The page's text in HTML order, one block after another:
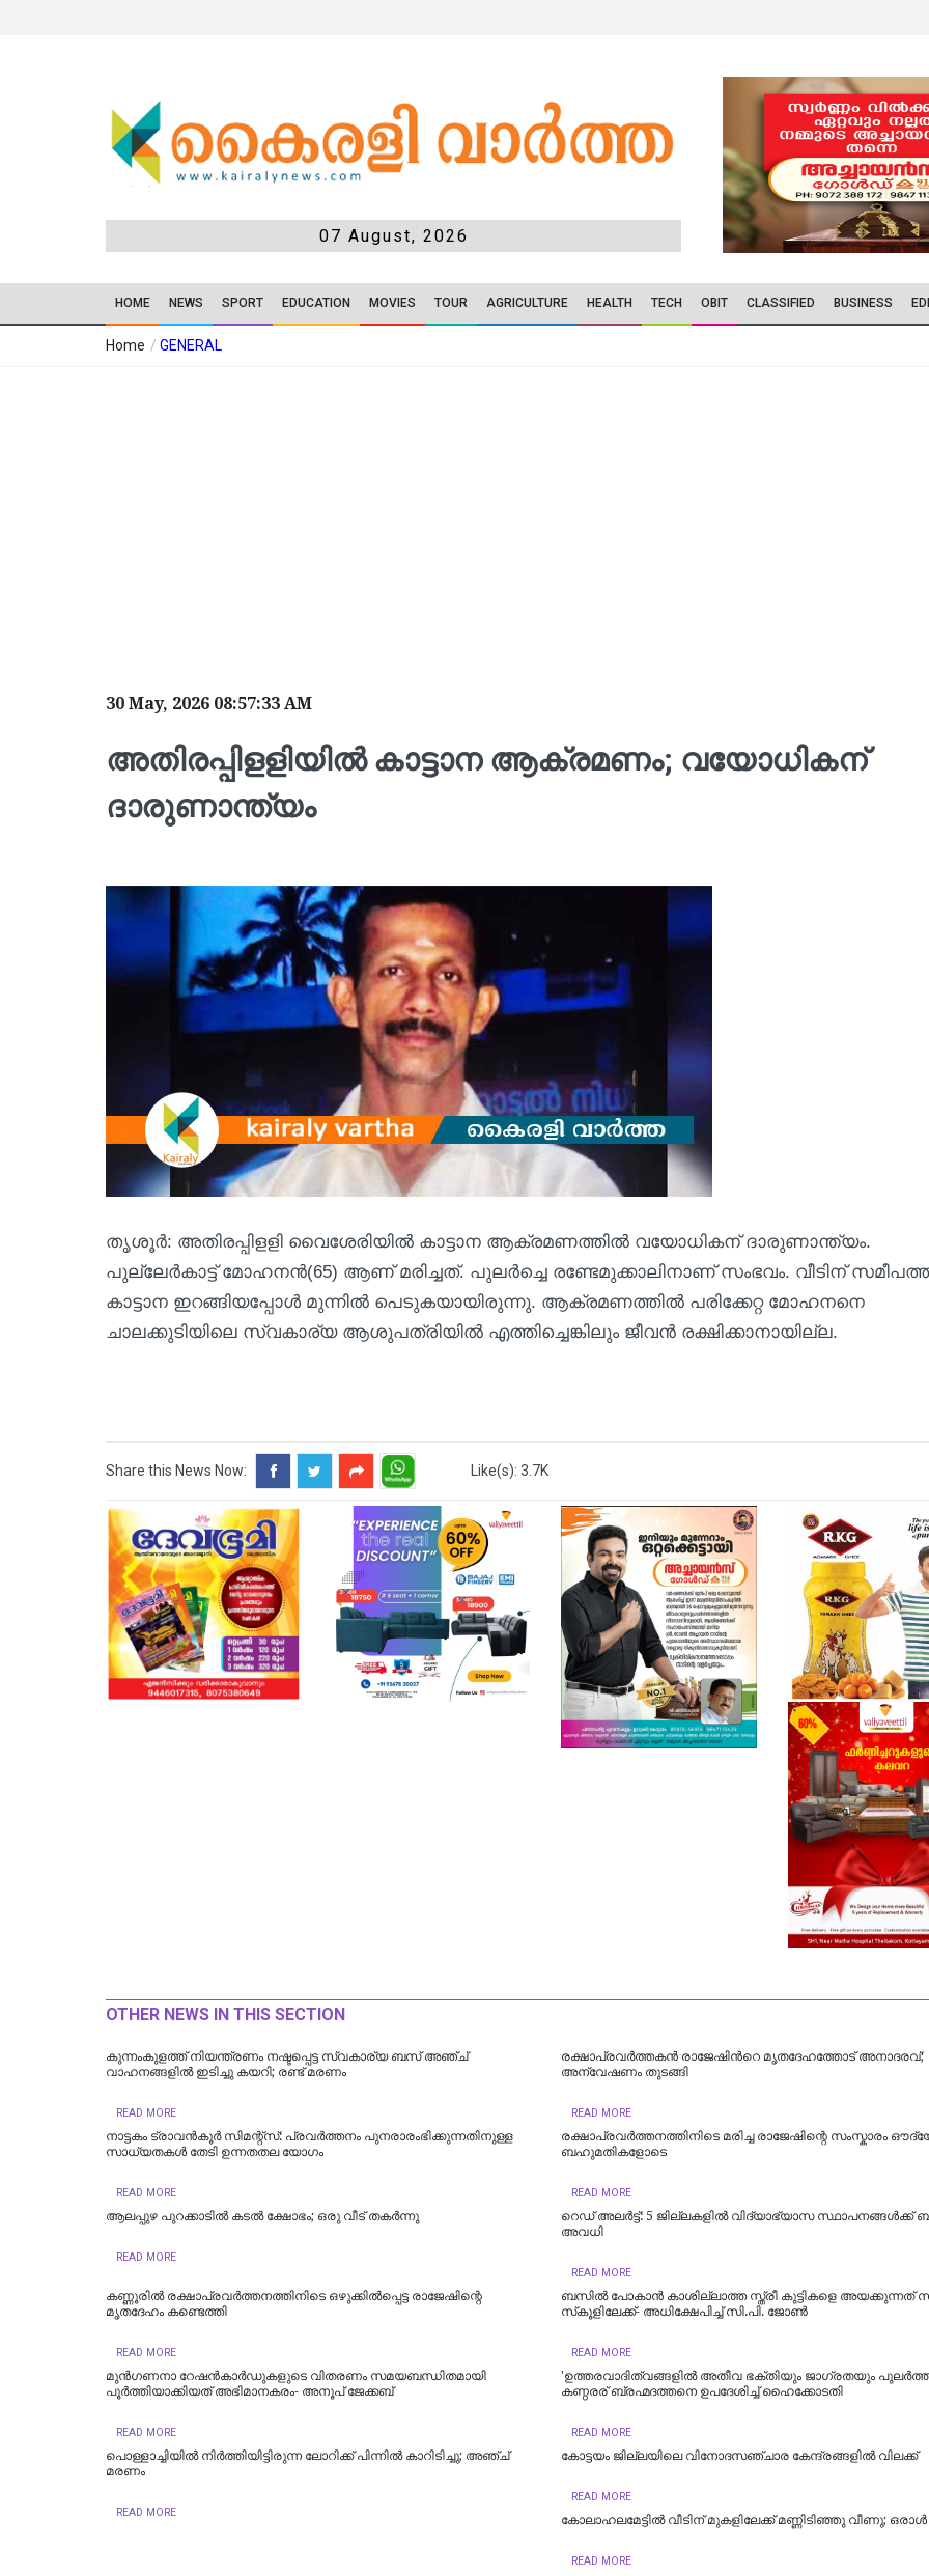
07 August, 2026
HOME NEWS SPORT EDUCATION MOVIES TOUR AGRICULTURE HEALTH TECH OBIT CLASSIFIED BUSINESS
Home / GENERAL
30 May, 2026 08:57:33 AM
അതിരപ്പിളളിയില്‍ കാട്ടാന ആക്രമണം; വയോധികന്
ദാരുണാന്ത്യം
തൃശൂര്‍: അതിരപ്പിളളി വൈശേരിയില്‍ കാട്ടാന ആക്രമണത്തില്‍ വയോധികന് ദാരുണാന്ത്യം.
പുല്ലേര്‍കാട്ട് മോഹനന്‍(65) ആണ് മരിച്ചത്. പുലര്‍ച്ചെ രണ്ടേമുക്കാലിനാണ് സംഭവം. വീടിന്
കാട്ടാന ഇറങ്ങിയപ്പോള്‍ മുന്നില്‍ പെടുകയായിരുന്നു. ആക്രമണത്തില്‍ പരിക്കേറ്റ മോഹനനെ
ചാലക്കുടിയിലെ സ്വകാര്യ ആശുപത്രിയില്‍ എത്തിച്ചെങ്കിലും ജീവന്‍ രക്ഷിക്കാനായില്ല.
Share this News Now: Like(s): 3.7K
OTHER NEWS IN THIS SECTION
കുന്നംകുളത്ത് നിയന്ത്രണം നഷ്ടപ്പെട്ട സ്വകാര്യ ബസ് അഞ്ച്
വാഹനങ്ങളിൽ ഇടിച്ചു കയറി; രണ്ട് മരണം
READ MORE
രക്ഷാപ്രവർത്തകൻ രാജേഷിന്‍റെ മൃതദേഹത്തോട് അനാദരവ്;
അന്വേഷണം തുടങ്ങി
READ MORE
നാട്ടകം ട്രാവൻകൂർ സിമന്റ്സ്: പ്രവർത്തനം പുനരാരംഭിക്കുന്നതിനുള്ള
സാധ്യതകൾ തേടി ഉന്നതതല യോഗം
READ MORE
രക്ഷാപ്രവർത്തനത്തിനിടെ മരിച്ച രാജേഷിന്റെ സംസ്കാരം
ബഹുമതികളോടെ
READ MORE
ആലപ്പുഴ പുറക്കാടിൽ കടൽ ക്ഷോഭം; ഒരു വീട് തകർന്നു
READ MORE
റെഡ് അലർട്ട്: 5 ജില്ലകളിൽ വിദ്യാഭ്യാസ സ്ഥാപനങ്ങൾക്ക്
അവധി
READ MORE
കണ്ണൂരിൽ രക്ഷാപ്രവർത്തനത്തിനിടെ ഒഴുക്കിൽപ്പെട്ട രാജേഷിന്റെ
മൃതദേഹം കണ്ടെത്തി
READ MORE
ബസിൽ പോകാൻ കാശില്ലാത്ത സ്ത്രീ കുട്ടികളെ അയക്കുന്നത്
സ്‌കൂളിലേക്ക്- അധിക്ഷേപിച്ച് സി.പി. ജോൺ
READ MORE
മുൻഗണനാ റേഷൻകാർഡുകളുടെ വിതരണം സമയബന്ധിതമായി
പൂർത്തിയാക്കിയത് അഭിമാനകരം- അനൂപ് ജേക്കബ്
READ MORE
'ഉത്തരവാദിത്വങ്ങളിൽ അതീവ ഭക്തിയും ജാഗ്രതയും
കണ്ഠരര് ബ്രഹ്മദത്തനെ ഉപദേശിച്ച് ഹൈക്കോടതി
READ MORE
പൊള്ളാച്ചിയില്‍ നിർത്തിയിട്ടിരുന്ന ലോറിക്ക് പിന്നിൽ കാറിടിച്ചു; അഞ്ച്
മരണം
READ MORE
കോട്ടയം ജില്ലയിലെ വിനോദസഞ്ചാര കേന്ദ്രങ്ങളിൽ വിലക്ക്
READ MORE
കോലാഹലമേട്ടിൽ വീടിന് മുകളിലേക്ക് മണ്ണിടിഞ്ഞു വീണു; ഒരാൾ
READ MORE